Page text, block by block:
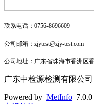
联系电话：0756-8696609
公司邮箱：zjytest@zjy-test.com
公司地址：广东省珠海市香洲区
广东中检源检测有限公
Powered by MetInfo 7.0.0